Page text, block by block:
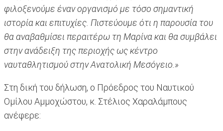
φιλοξενούμε έναν οργανισμό με τόσο σημαντική
ιστορία και επιτυχίες. Πιστεύουμε ότι η παρουσία του
θα αναβαθμίσει περαιτέρω τη Μαρίνα και θα συμβάλει
στην ανάδειξη της περιοχής ως κέντρο
ναυταθλητισμού στην Ανατολική Μεσόγειο.»
Στη δική του δήλωση, ο Πρόεδρος του Ναυτικού
Ομίλου Αμμοχώστου, κ. Στέλιος Χαραλάμπους
ανέφερε: